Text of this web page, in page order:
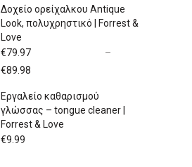
Δοχείο ορείχαλκου Antique
Look, πολυχρηστικό | Forrest &
Love
€79.97
–
€89.98
through
Εργαλείο καθαρισμού
γλώσσας – tongue cleaner |
Forrest & Love
€9.99